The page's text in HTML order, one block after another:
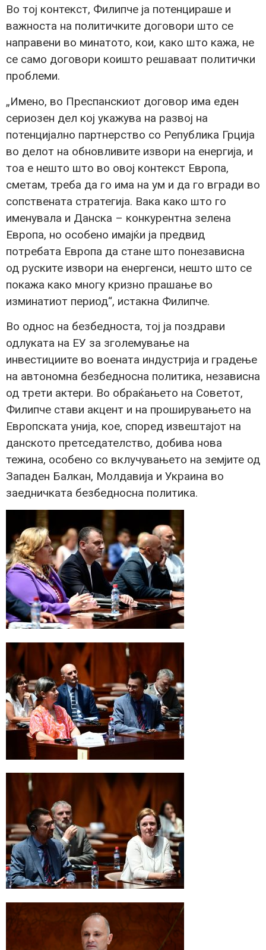
Во тој контекст, Филипче ја потенцираше и
важноста на политичките договори што се
направени во минатото, кои, како што кажа, не
се само договори коишто решаваат политички
проблеми.
„Имено, во Преспанскиот договор има еден
сериозен дел кој укажува на развој на
потенцијално партнерство со Република Грција
во делот на обновливите извори на енергија, и
тоа е нешто што во овој контекст Европа,
сметам, треба да го има на ум и да го вгради во
сопствената стратегија. Вака како што го
именувала и Данска – конкурентна зелена
Европа, но особено имајќи ја предвид
потребата Европа да стане што понезависна
од руските извори на енергенси, нешто што се
покажа како многу кризно прашање во
изминатиот период“, истакна Филипче.
Во однос на безбедноста, тој ја поздрави
одлуката на ЕУ за зголемување на
инвестициите во воената индустрија и градење
на автономна безбедносна политика, независна
од трети актери. Во обраќањето на Советот,
Филипче стави акцент и на проширувањето на
Европската унија, кое, според извештајот на
данското претседателство, добива нова
тежина, особено со вклучувањето на земјите од
Западен Балкан, Молдавија и Украина во
заедничката безбедносна политика.